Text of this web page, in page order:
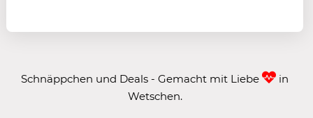
Schnäppchen und Deals - Gemacht mit Liebe
in
Wetschen.